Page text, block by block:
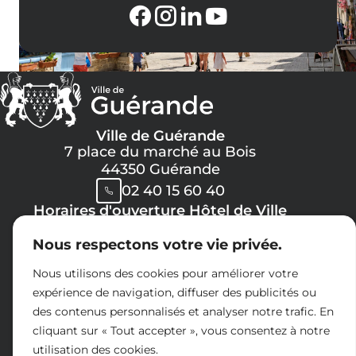
Nous respectons votre vie privée.
Nous utilisons des cookies pour améliorer votre
expérience de navigation, diffuser des publicités ou
des contenus personnalisés et analyser notre trafic. En
cliquant sur « Tout accepter », vous consentez à notre
utilisation des cookies.
Ville de Guérande
7 place du marché au Bois
44350 Guérande
02 40 15 60 40
Horaires d'ouverture Hôtel de Ville
Lundi, Mercredi, Jeudi, Vendredi :
08h30 -> 12h00
13h30 -> 17h30
Mardi :
8h30 -> 12h00
14h30 -> 17h30
Samedi :
09h00 -> 12h00